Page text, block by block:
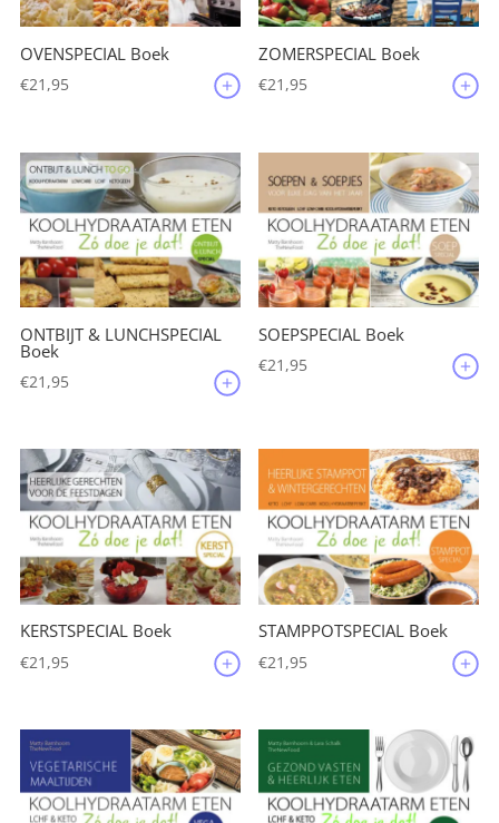
OVENSPECIAL Boek
€21,95
ZOMERSPECIAL Boek
€21,95
ONTBIJT & LUNCHSPECIAL
Boek
€21,95
SOEPSPECIAL Boek
€21,95
KERSTSPECIAL Boek
€21,95
STAMPPOTSPECIAL Boek
€21,95